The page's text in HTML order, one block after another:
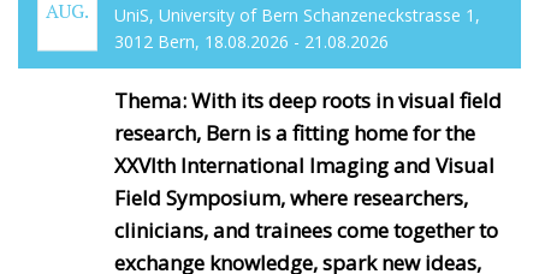
AUG.
UniS, University of Bern Schanzeneckstrasse 1,
3012 Bern, 18.08.2026 - 21.08.2026
Thema: With its deep roots in visual field
research, Bern is a fitting home for the
XXVIth International Imaging and Visual
Field Symposium, where researchers,
clinicians, and trainees come together to
exchange knowledge, spark new ideas,